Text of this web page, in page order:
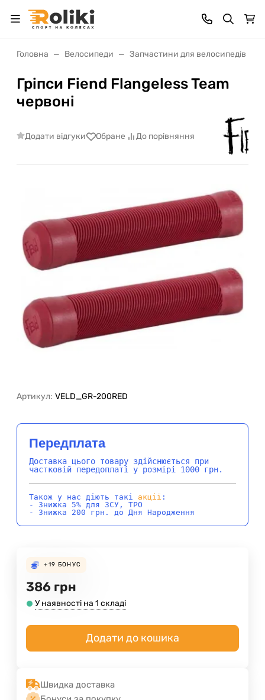
Головна Велосипеди Запчастини для велосипедів
Гріпси Fiend Flangeless Team
червоні
Додати відгуки Обране До порівняння
Артикул: VELD_GR-200RED
Передплата
Доставка цього товару здійснюється при
частковій передоплаті у розмірі 1000 грн.
Також у нас діють такі акції :
- Знижка 5% для ЗСУ, ТРО
- Знижка 200 грн. до Дня Народження
+19 БОНУС
386 грн
У наявності на 1 складі
Додати до кошика
Швидка доставка